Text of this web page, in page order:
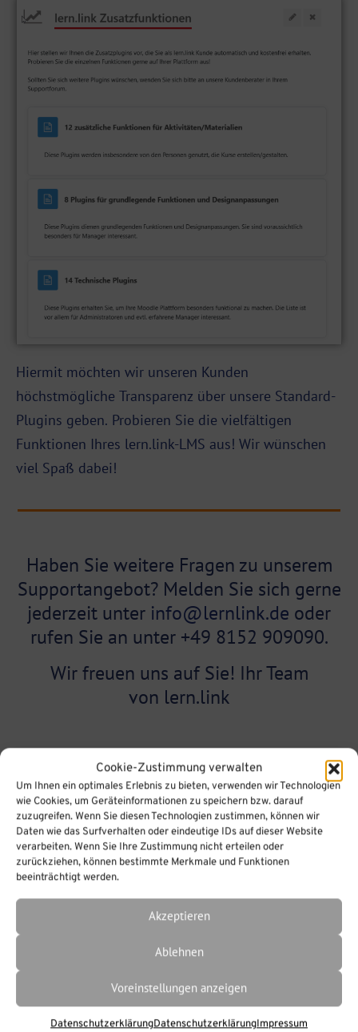
Cookie-Zustimmung verwalten
Um Ihnen ein optimales Erlebnis zu bieten, verwenden wir Technologien
wie Cookies, um Geräteinformationen zu speichern bzw. darauf
zuzugreifen. Wenn Sie diesen Technologien zustimmen, können wir
Daten wie das Surfverhalten oder eindeutige IDs auf dieser Website
verarbeiten. Wenn Sie Ihre Zustimmung nicht erteilen oder
zurückziehen, können bestimmte Merkmale und Funktionen
beeinträchtigt werden.
Akzeptieren
Ablehnen
Voreinstellungen anzeigen
DatenschutzerklärungDatenschutzerklärungImpressum
Hiermit möchten wir unseren Kunden
höchstmögliche Transparenz über unsere Standard-
Plugins geben. Probieren Sie die vielfältigen
Funktionen Ihres lern.link-LMS aus! Wir wünschen
viel Spaß dabei!
Haben Sie weitere Fragen zu unserem
Supportangebot? Melden Sie sich gerne
jederzeit unter info@lernlink.de oder
rufen Sie an unter +49 8152 909090.
Wir freuen uns auf Sie! Ihr Team
von lern.link
MOODLE
Digitale Souveränität:
Perspektiven für
Unternehmen